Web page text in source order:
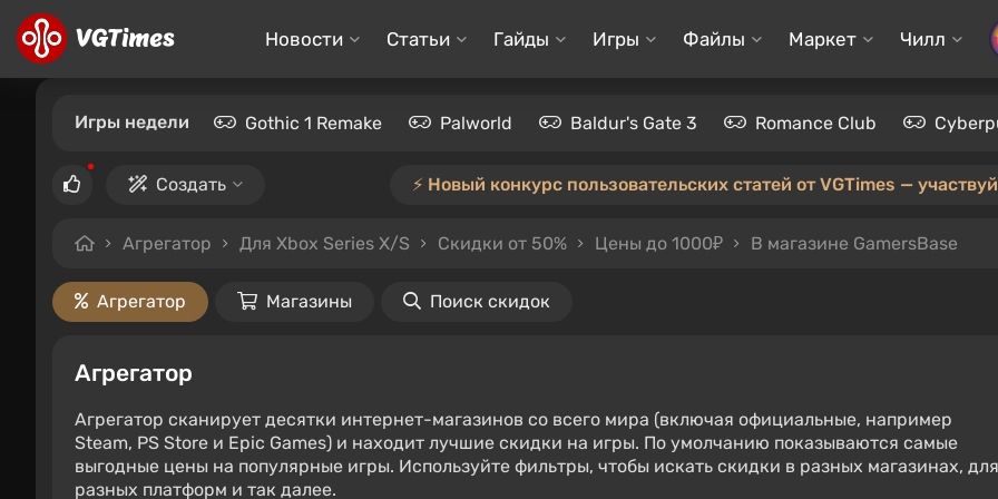
Новости Статьи Гайды Игры Файлы Маркет Чилл
Игры недели Gothic 1 Remake Palworld Baldur's Gate 3 Romance Club
Создать ⚡️ Новый конкурс пользовательских статей от VGTimes —
Агрегатор Для Xbox Series X/S Скидки от 50% Цены до 1000₽ В магазине GamersBase
Агрегатор Магазины Поиск скидок
Агрегатор
Агрегатор сканирует десятки интернет-магазинов со всего мира (включая официальные, например
Steam, PS Store и Epic Games) и находит лучшие скидки на игры. По умолчанию показываются самые
выгодные цены на популярные игры. Используйте фильтры, чтобы искать скидки в разных магазинах, для
разных платформ и так далее.